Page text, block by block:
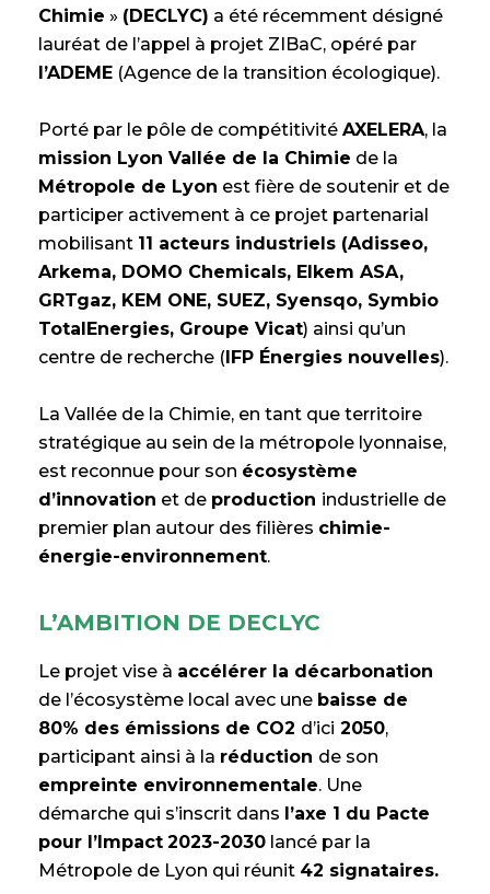
Chimie » (DECLYC) a été récemment désigné
lauréat de l’appel à projet ZIBaC, opéré par
l’ADEME (Agence de la transition écologique).
Porté par le pôle de compétitivité AXELERA, la
mission Lyon Vallée de la Chimie de la
Métropole de Lyon est fière de soutenir et de
participer activement à ce projet partenarial
mobilisant 11 acteurs industriels (Adisseo,
Arkema, DOMO Chemicals, Elkem ASA,
GRTgaz, KEM ONE, SUEZ, Syensqo, Symbio
TotalEnergies, Groupe Vicat) ainsi qu’un
centre de recherche (IFP Énergies nouvelles).
La Vallée de la Chimie, en tant que territoire
stratégique au sein de la métropole lyonnaise,
est reconnue pour son écosystème
d’innovation et de production industrielle de
premier plan autour des filières chimie-
énergie-environnement.
L’AMBITION DE DECLYC
Le projet vise à accélérer la décarbonation
de l’écosystème local avec une baisse de
80% des émissions de CO2 d’ici 2050,
participant ainsi à la réduction de son
empreinte environnementale. Une
démarche qui s’inscrit dans l’axe 1 du Pacte
pour l’Impact 2023-2030 lancé par la
Métropole de Lyon qui réunit 42 signataires.